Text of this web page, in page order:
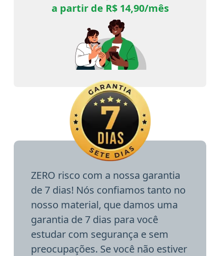
a partir de R$ 14,90/mês
ZERO risco com a nossa garantia
de 7 dias! Nós confiamos tanto no
nosso material, que damos uma
garantia de 7 dias para você
estudar com segurança e sem
preocupações. Se você não estiver